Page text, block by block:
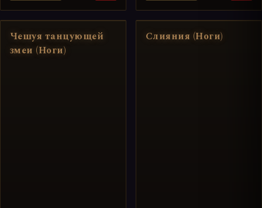
Чешуя танцующей
змеи (Ноги)
Слияния (Ноги)